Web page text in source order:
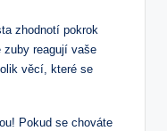
zhodnotí pokrok
reagují vaše
věcí, které se
Pokud se chováte